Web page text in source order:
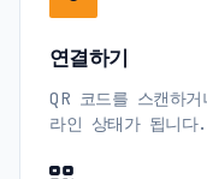
연결하기
QR 코드를 스캔하
라인 상태가 됩니다.